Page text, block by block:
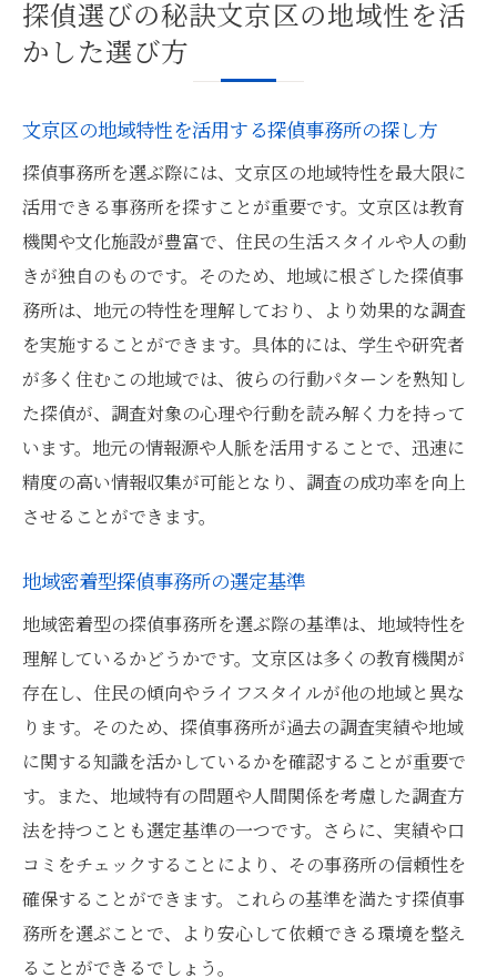
探偵選びの秘訣文京区の地域性を活
かした選び方
文京区の地域特性を活用する探偵事務所の探し方
探偵事務所を選ぶ際には、文京区の地域特性を最大限に
活用できる事務所を探すことが重要です。文京区は教育
機関や文化施設が豊富で、住民の生活スタイルや人の動
きが独自のものです。そのため、地域に根ざした探偵事
務所は、地元の特性を理解しており、より効果的な調査
を実施することができます。具体的には、学生や研究者
が多く住むこの地域では、彼らの行動パターンを熟知し
た探偵が、調査対象の心理や行動を読み解く力を持って
います。地元の情報源や人脈を活用することで、迅速に
精度の高い情報収集が可能となり、調査の成功率を向上
させることができます。
地域密着型探偵事務所の選定基準
地域密着型の探偵事務所を選ぶ際の基準は、地域特性を
理解しているかどうかです。文京区は多くの教育機関が
存在し、住民の傾向やライフスタイルが他の地域と異な
ります。そのため、探偵事務所が過去の調査実績や地域
に関する知識を活かしているかを確認することが重要で
す。また、地域特有の問題や人間関係を考慮した調査方
法を持つことも選定基準の一つです。さらに、実績や口
コミをチェックすることにより、その事務所の信頼性を
確保することができます。これらの基準を満たす探偵事
務所を選ぶことで、より安心して依頼できる環境を整え
ることができるでしょう。